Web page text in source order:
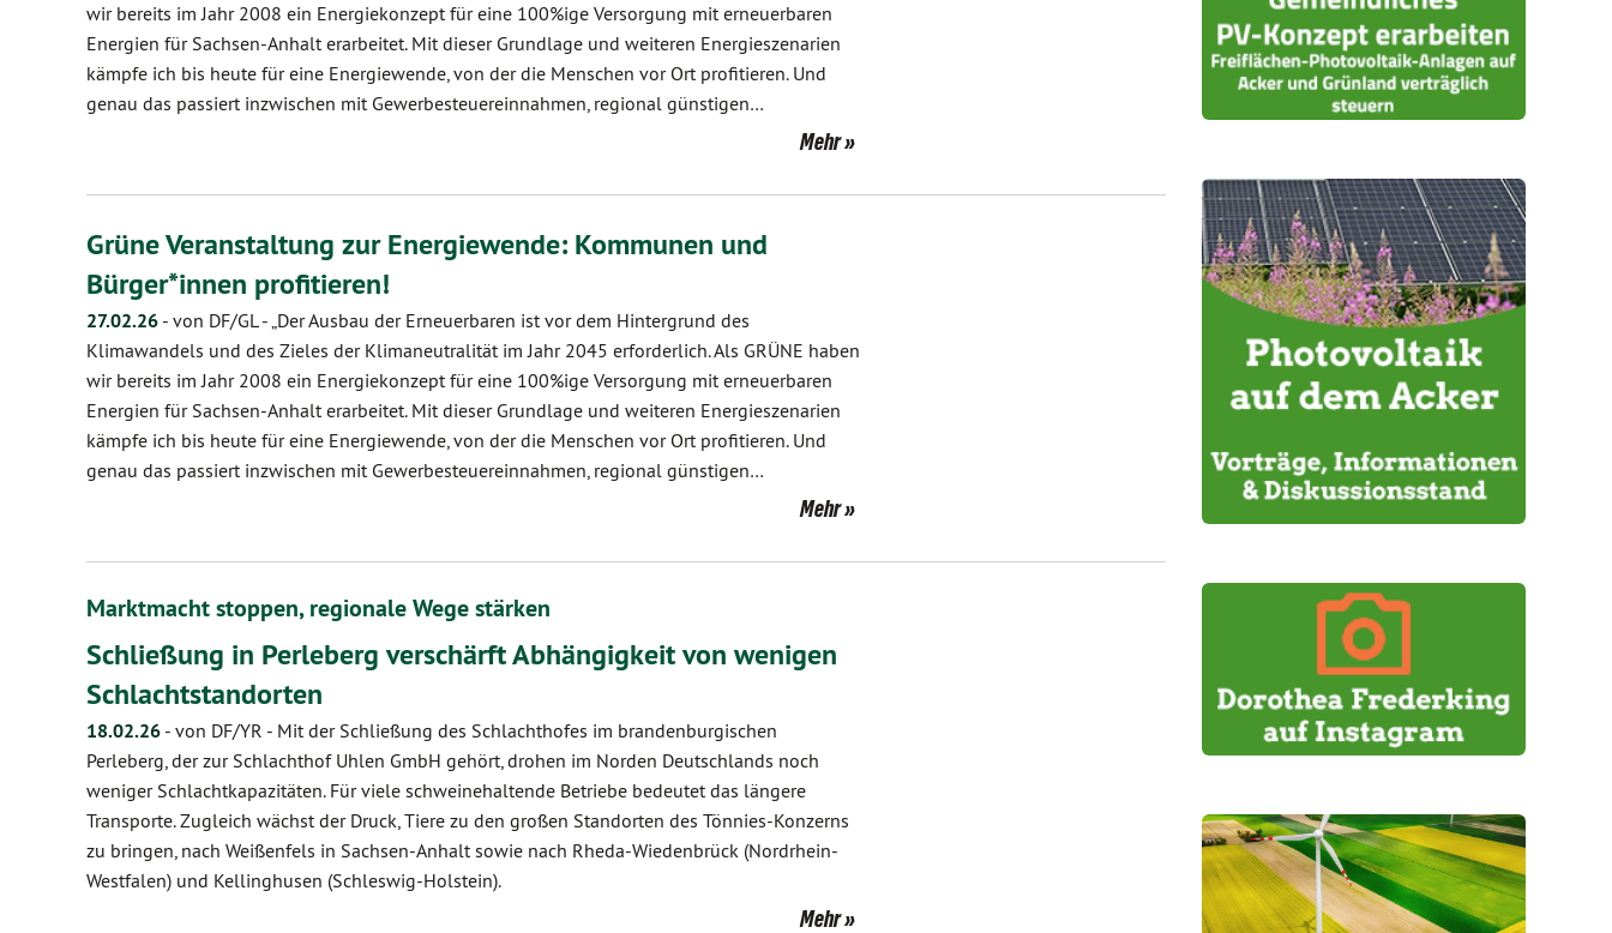
wir bereits im Jahr 2008 ein Energiekonzept für eine 100%ige Versorgung mit erneuerbaren
Energien für Sachsen-Anhalt erarbeitet. Mit dieser Grundlage und weiteren Energieszenarien
kämpfe ich bis heute für eine Energiewende, von der die Menschen vor Ort profitieren. Und
genau das passiert inzwischen mit Gewerbesteuereinnahmen, regional günstigen…
Mehr
Grüne Veranstaltung zur Energiewende: Kommunen und
Bürger*innen profitieren!
27.02.26 - von DF/GL-„Der Ausbau der Erneuerbaren ist vor dem Hintergrund des
Klimawandels und des Zieles der Klimaneutralität im Jahr 2045 erforderlich. Als GRÜNE haben
wir bereits im Jahr 2008 ein Energiekonzept für eine 100%ige Versorgung mit erneuerbaren
Energien für Sachsen-Anhalt erarbeitet. Mit dieser Grundlage und weiteren Energieszenarien
kämpfe ich bis heute für eine Energiewende, von der die Menschen vor Ort profitieren. Und
genau das passiert inzwischen mit Gewerbesteuereinnahmen, regional günstigen…
Mehr
Marktmacht stoppen, regionale Wege stärken
Schließung in Perleberg verschärft Abhängigkeit von wenigen
Schlachtstandorten
18.02.26 - von DF/YR - Mit der Schließung des Schlachthofes im brandenburgischen
Perleberg, der zur Schlachthof Uhlen GmbH gehört, drohen im Norden Deutschlands noch
weniger Schlachtkapazitäten. Für viele schweinehaltende Betriebe bedeutet das längere
Transporte. Zugleich wächst der Druck, Tiere zu den großen Standorten des Tönnies-Konzerns
zu bringen, nach Weißenfels in Sachsen-Anhalt sowie nach Rheda-Wiedenbrück (Nordrhein-
Westfalen) und Kellinghusen (Schleswig-Holstein).
Mehr